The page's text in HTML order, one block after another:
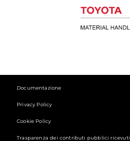
Documentazione
Privacy Policy
Cookie Policy
Trasparenza dei contributi pubblici ricevuti